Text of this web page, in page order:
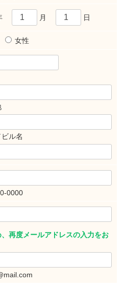
月 日
女性
ル名
0000
再度メールアドレスの入力をお